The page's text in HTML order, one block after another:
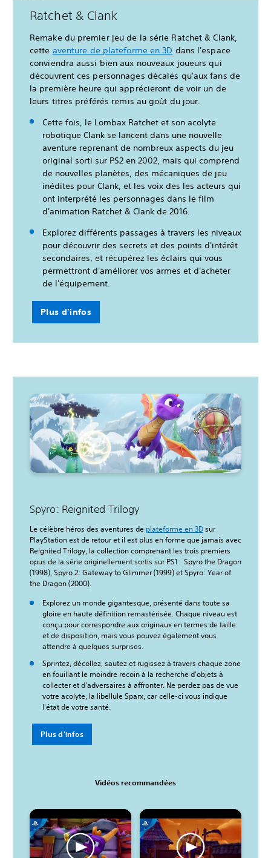
Ratchet & Clank
Remake du premier jeu de la série Ratchet & Clank,
cette aventure de plateforme en 3D dans l'espace
conviendra aussi bien aux nouveaux joueurs qui
découvrent ces personnages décalés qu'aux fans de
la première heure qui apprécieront de voir un de
leurs titres préférés remis au goût du jour.
Cette fois, le Lombax Ratchet et son acolyte
robotique Clank se lancent dans une nouvelle
aventure reprenant de nombreux aspects du jeu
original sorti sur PS2 en 2002, mais qui comprend
de nouvelles planètes, des mécaniques de jeu
inédites pour Clank, et les voix des les acteurs qui
ont interprété les personnages dans le film
d'animation Ratchet & Clank de 2016.
Explorez différents passages à travers les niveaux
pour découvrir des secrets et des points d'intérêt
secondaires, et récupérez les éclairs qui vous
permettront d'améliorer vos armes et d'acheter
de l'équipement.
Plus d'infos
Spyro: Reignited Trilogy
Le célèbre héros des aventures de plateforme en 3Dsur
PlayStation est de retour et il est plus en forme que jamais avec
Reignited Trilogy, la collection comprenant les trois premiers
opus de la série originellement sortis sur PS1 : Spyro the Dragon
(1998), Spyro 2: Gateway to Glimmer (1999) et Spyro: Year of
the Dragon (2000).
Explorez un monde gigantesque, présenté dans toute sa
gloire en haute définition remastérisée. Chaque niveau est
conçu pour correspondre aux originaux en termes de taille
et de disposition, mais vous pouvez également vous
attendre à quelques surprises.
Sprintez, décollez, sautez et rugissez à travers chaque zone
en fouillant le moindre recoin à la recherche d'objets à
collecter et d'adversaires à affronter. Ne perdez pas de vue
votre acolyte, la libellule Sparx, car celle-ci vous indique
l'état de votre santé.
Plus d'infos
Vidéos recommandées